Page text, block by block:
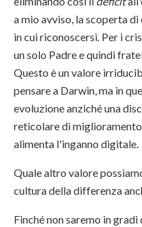
a mio avviso, la scoperta
in cui riconoscersi. Per i
un solo Padre e quindi
Questo è un valore
pensare a Darwin, ma in
evoluzione anziché una
reticolare di
alimenta l'inganno digitale.
Quale altro valore
cultura della differenza
Finché non saremo in